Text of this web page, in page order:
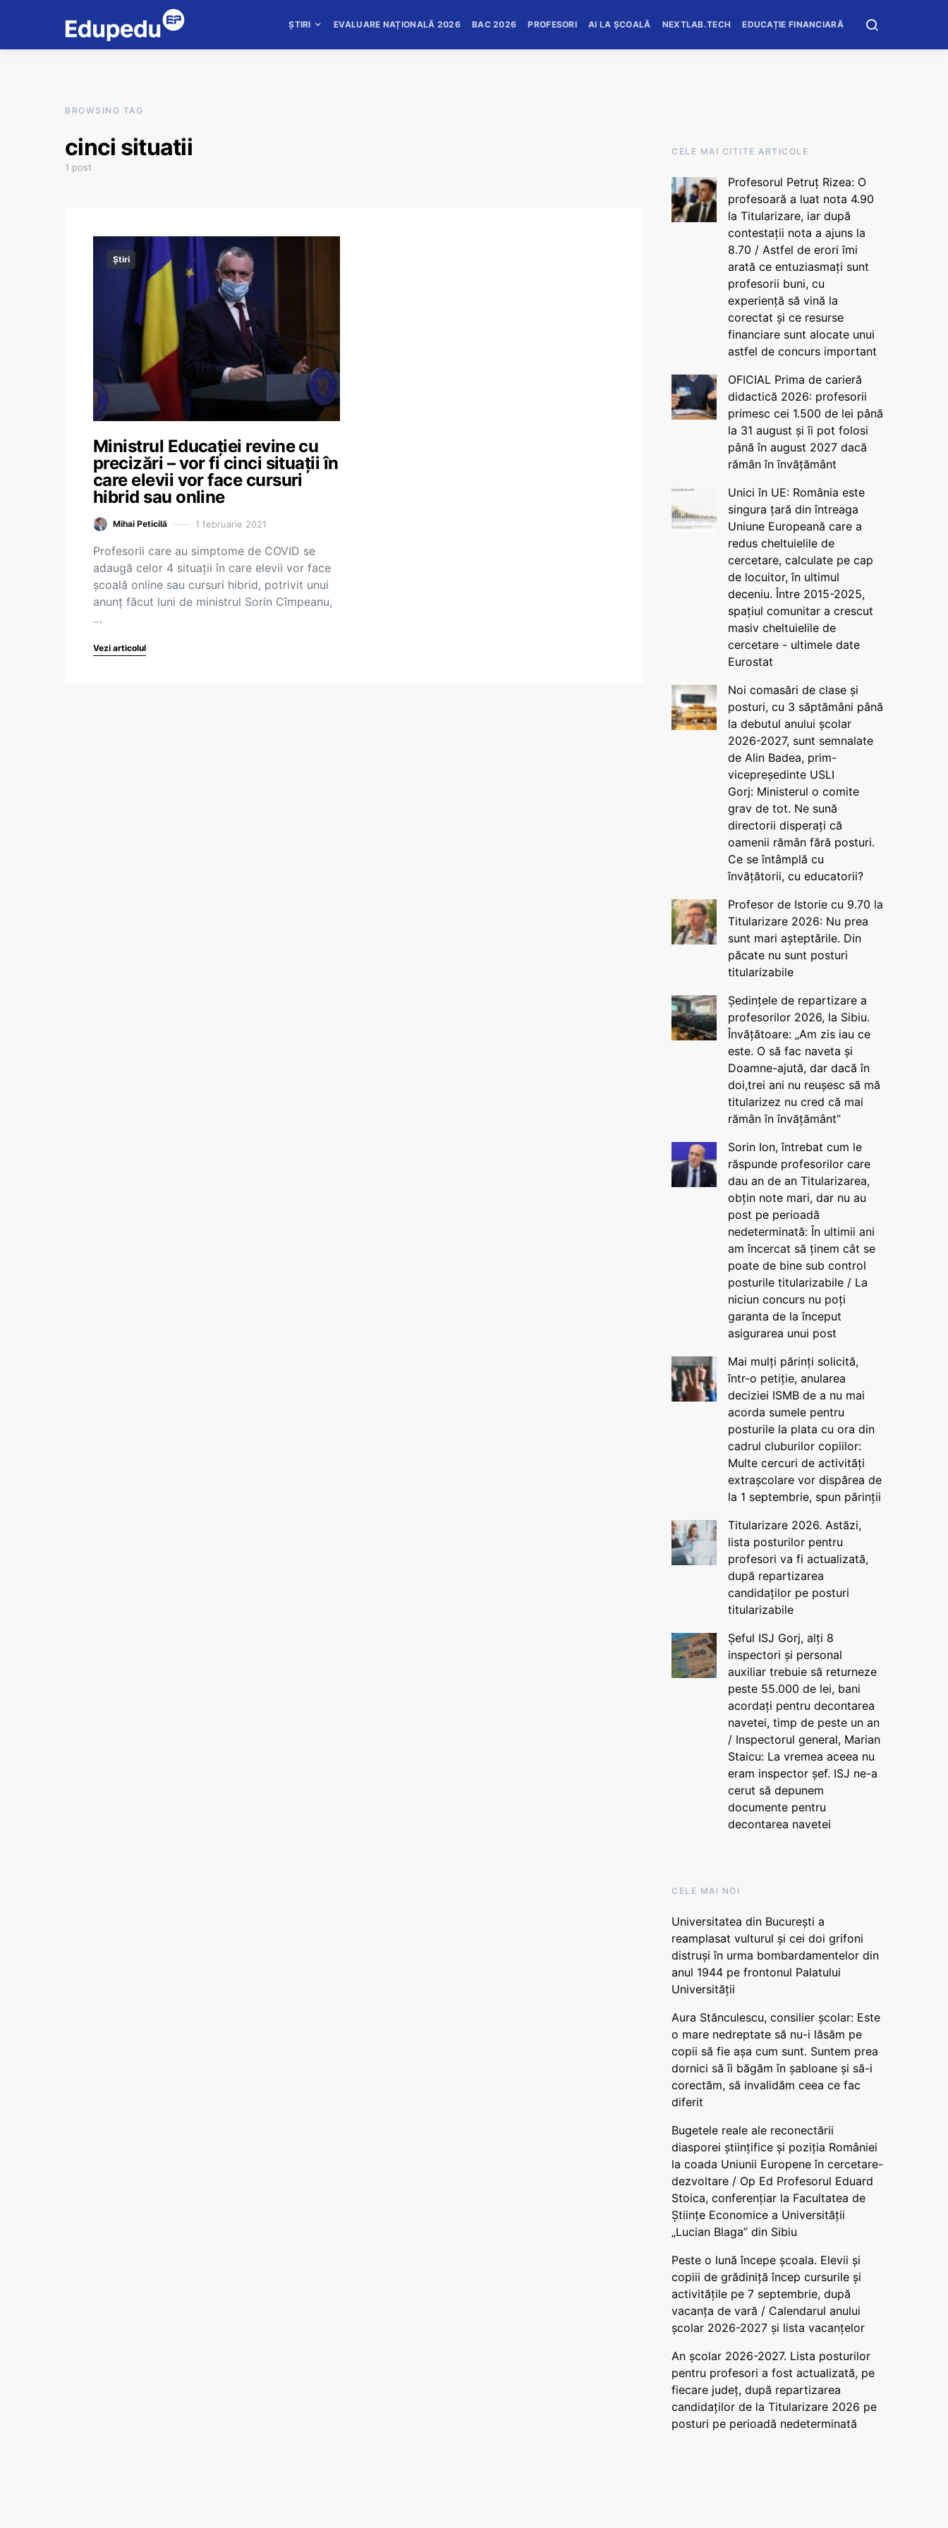
ȘTIRI EVALUARE NAȚIONALĂ 2026 BAC 2026 PROFESORI AI LA ȘCOALĂ NEXTLAB.TECH EDUCAȚIE FINANCIARĂ
BROWSING TAG
cinci situatii
1 post
Știri
Ministrul Educației revine cu
precizări – vor fi cinci situații în
care elevii vor face cursuri
hibrid sau online
Mihai Peticilă 1 februarie 2021
Profesorii care au simptome de COVID se
adaugă celor 4 situații în care elevii vor face
școală online sau cursuri hibrid, potrivit unui
anunț făcut luni de ministrul Sorin Cîmpeanu,
…
Vezi articolul
CELE MAI CITITE ARTICOLE
Profesorul Petruț Rizea: O
profesoară a luat nota 4.90
la Titularizare, iar după
contestații nota a ajuns la
8.70 / Astfel de erori îmi
arată ce entuziasmați sunt
profesorii buni, cu
experiență să vină la
corectat și ce resurse
financiare sunt alocate unui
astfel de concurs important
OFICIAL Prima de carieră
didactică 2026: profesorii
primesc cei 1.500 de lei până
la 31 august și îi pot folosi
până în august 2027 dacă
rămân în învățământ
Unici în UE: România este
singura țară din întreaga
Uniune Europeană care a
redus cheltuielile de
cercetare, calculate pe cap
de locuitor, în ultimul
deceniu. Între 2015-2025,
spațiul comunitar a crescut
masiv cheltuielile de
cercetare - ultimele date
Eurostat
Noi comasări de clase și
posturi, cu 3 săptămâni până
la debutul anului școlar
2026-2027, sunt semnalate
de Alin Badea, prim-
vicepreședinte USLI
Gorj: Ministerul o comite
grav de tot. Ne sună
directorii disperați că
oamenii rămân fără posturi.
Ce se întâmplă cu
învățătorii, cu educatorii?
Profesor de Istorie cu 9.70 la
Titularizare 2026: Nu prea
sunt mari așteptările. Din
păcate nu sunt posturi
titularizabile
Ședințele de repartizare a
profesorilor 2026, la Sibiu.
Învățătoare: „Am zis iau ce
este. O să fac naveta și
Doamne-ajută, dar dacă în
doi,trei ani nu reușesc să mă
titularizez nu cred că mai
rămân în învățământ”
Sorin Ion, întrebat cum le
răspunde profesorilor care
dau an de an Titularizarea,
obțin note mari, dar nu au
post pe perioadă
nedeterminată: În ultimii ani
am încercat să ținem cât se
poate de bine sub control
posturile titularizabile / La
niciun concurs nu poți
garanta de la început
asigurarea unui post
Mai mulți părinți solicită,
într-o petiție, anularea
deciziei ISMB de a nu mai
acorda sumele pentru
posturile la plata cu ora din
cadrul cluburilor copiilor:
Multe cercuri de activități
extrașcolare vor dispărea de
la 1 septembrie, spun părinții
Titularizare 2026. Astăzi,
lista posturilor pentru
profesori va fi actualizată,
după repartizarea
candidaților pe posturi
titularizabile
Șeful ISJ Gorj, alți 8
inspectori și personal
auxiliar trebuie să returneze
peste 55.000 de lei, bani
acordați pentru decontarea
navetei, timp de peste un an
/ Inspectorul general, Marian
Staicu: La vremea aceea nu
eram inspector șef. ISJ ne-a
cerut să depunem
documente pentru
decontarea navetei
CELE MAI NOI
Universitatea din București a
reamplasat vulturul și cei doi grifoni
distruși în urma bombardamentelor din
anul 1944 pe frontonul Palatului
Universității
Aura Stănculescu, consilier școlar: Este
o mare nedreptate să nu-i lăsăm pe
copii să fie așa cum sunt. Suntem prea
dornici să îi băgăm în șabloane și să-i
corectăm, să invalidăm ceea ce fac
diferit
Bugetele reale ale reconectării
diasporei științifice și poziția României
la coada Uniunii Europene în cercetare-
dezvoltare / Op Ed Profesorul Eduard
Stoica, conferențiar la Facultatea de
Științe Economice a Universității
„Lucian Blaga” din Sibiu
Peste o lună începe școala. Elevii și
copiii de grădiniță încep cursurile și
activitățile pe 7 septembrie, după
vacanța de vară / Calendarul anului
școlar 2026-2027 și lista vacanțelor
An școlar 2026-2027. Lista posturilor
pentru profesori a fost actualizată, pe
fiecare județ, după repartizarea
candidaților de la Titularizare 2026 pe
posturi pe perioadă nedeterminată